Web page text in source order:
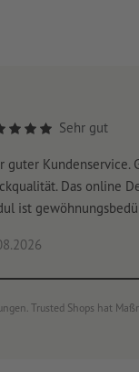
Sehr gut
guter Kundenservice.
Das online
ist
Trusted Shops hat